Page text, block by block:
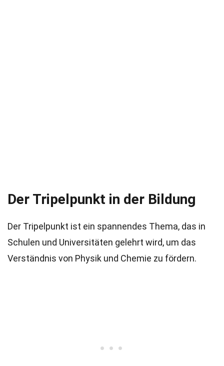
Der Tripelpunkt in der Bildung
Der Tripelpunkt ist ein spannendes Thema, das in
Schulen und Universitäten gelehrt wird, um das
Verständnis von Physik und Chemie zu fördern.